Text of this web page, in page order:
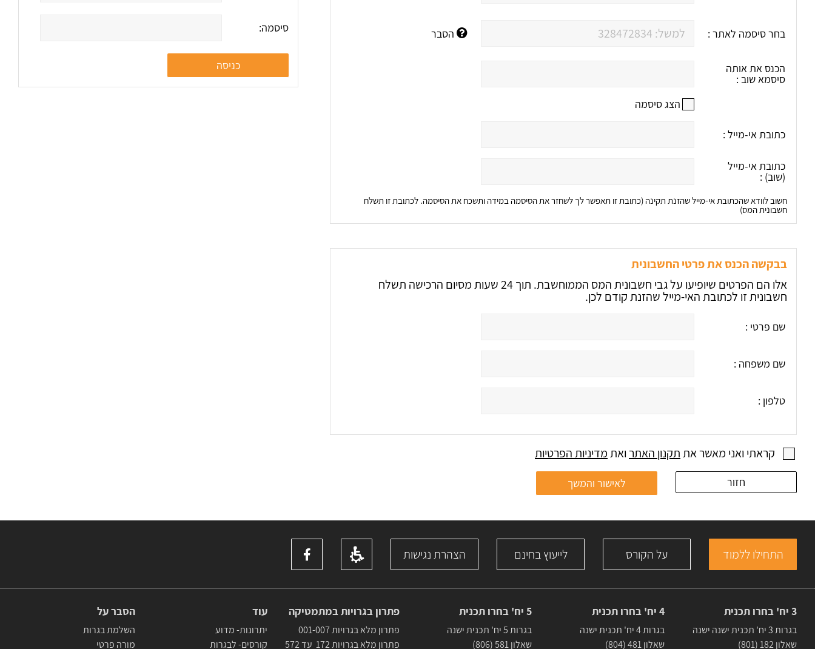
בחר סיסמה לאתר : הסבר
הכנס את אותה
סיסמא שוב :
הצג סיסמה
כתובת אי-מייל :
כתובת אי-מייל
(שוב) :
חשוב לוודא שהכתובת אי-מייל שהזנת תקינה (כתובת זו תאפשר לך לשחזר את הסיסמה במידה ותשכח את הסיסמה. לכתובת זו תשלח
חשבונית המס)
בבקשה הכנס את פרטי החשבונית
אלו הם הפרטים שיופיעו על גבי חשבונית המס הממוחשבת. תוך 24 שעות מסיום הרכישה תשלח
חשבונית זו לכתובת האי-מייל שהזנת קודם לכן.
שם פרטי :
שם משפחה :
טלפון :
קראתי ואני מאשר אתתקנון האתרואתמדיניות הפרטיות
חזור
סיסמה:
התחילו ללמוד על הקורס לייעוץ בחינם הצהרת נגישות
3 יח' בחרו תכנית
בגרות 3 יח' תכנית ישנה ישנה
שאלון 182 (801)
4 יח' בחרו תכנית
בגרות 4 יח' תכנית ישנה
שאלון 481 (804)
5 יח' בחרו תכנית
בגרות 5 יח' תכנית ישנה
שאלון 581 (806)
פתרון בגרויות במתמטיקה
פתרון מלא בגרויות 001-007
פתרון מלא בגרויות 172 עד 572
עוד
יתרונות- מדוע
קורסים- לבגרות
הסבר על
השלמת בגרות
מורה פרטי